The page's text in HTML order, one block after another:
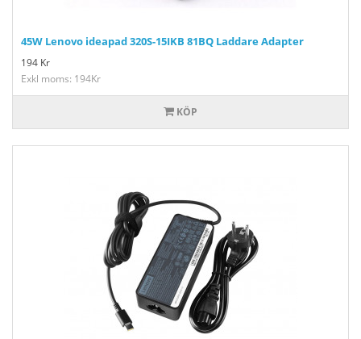
45W Lenovo ideapad 320S-15IKB 81BQ Laddare Adapter
194 Kr
Exkl moms: 194Kr
KÖP